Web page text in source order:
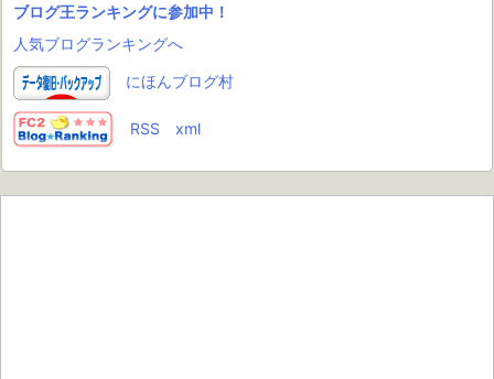
ブログ王ランキングに参加中！
人気ブログランキングへ
にほんブログ村
RSS xml